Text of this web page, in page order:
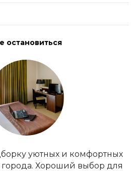
остановиться
уютных и комфортных
города. Хороший выбор для